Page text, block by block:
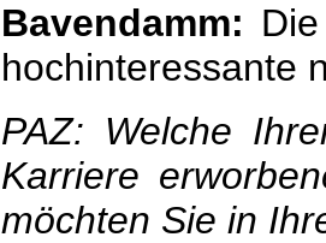
Bavendamm:
hochinteressante
PAZ: Welche
Karriere
möchten Sie in